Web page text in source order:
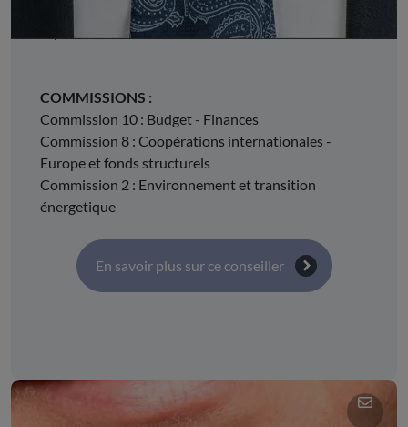
travail Force ouvrière (CGT FO) Auvergne-Rhône-
COMMISSIONS :
Commission 10 : Budget - Finances
Commission 8 : Coopérations internationales -
Europe et fonds structurels
Commission 2 : Environnement et transition
énergetique
En savoir plus sur ce conseiller